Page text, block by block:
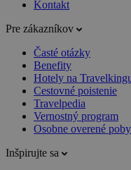
Kontakt
Pre zákazníkov
Časté otázky
Benefity
Hotely na
Cestovné poistenie
Travelpedia
Vernostný program
Osobne overené
Inšpirujte sa